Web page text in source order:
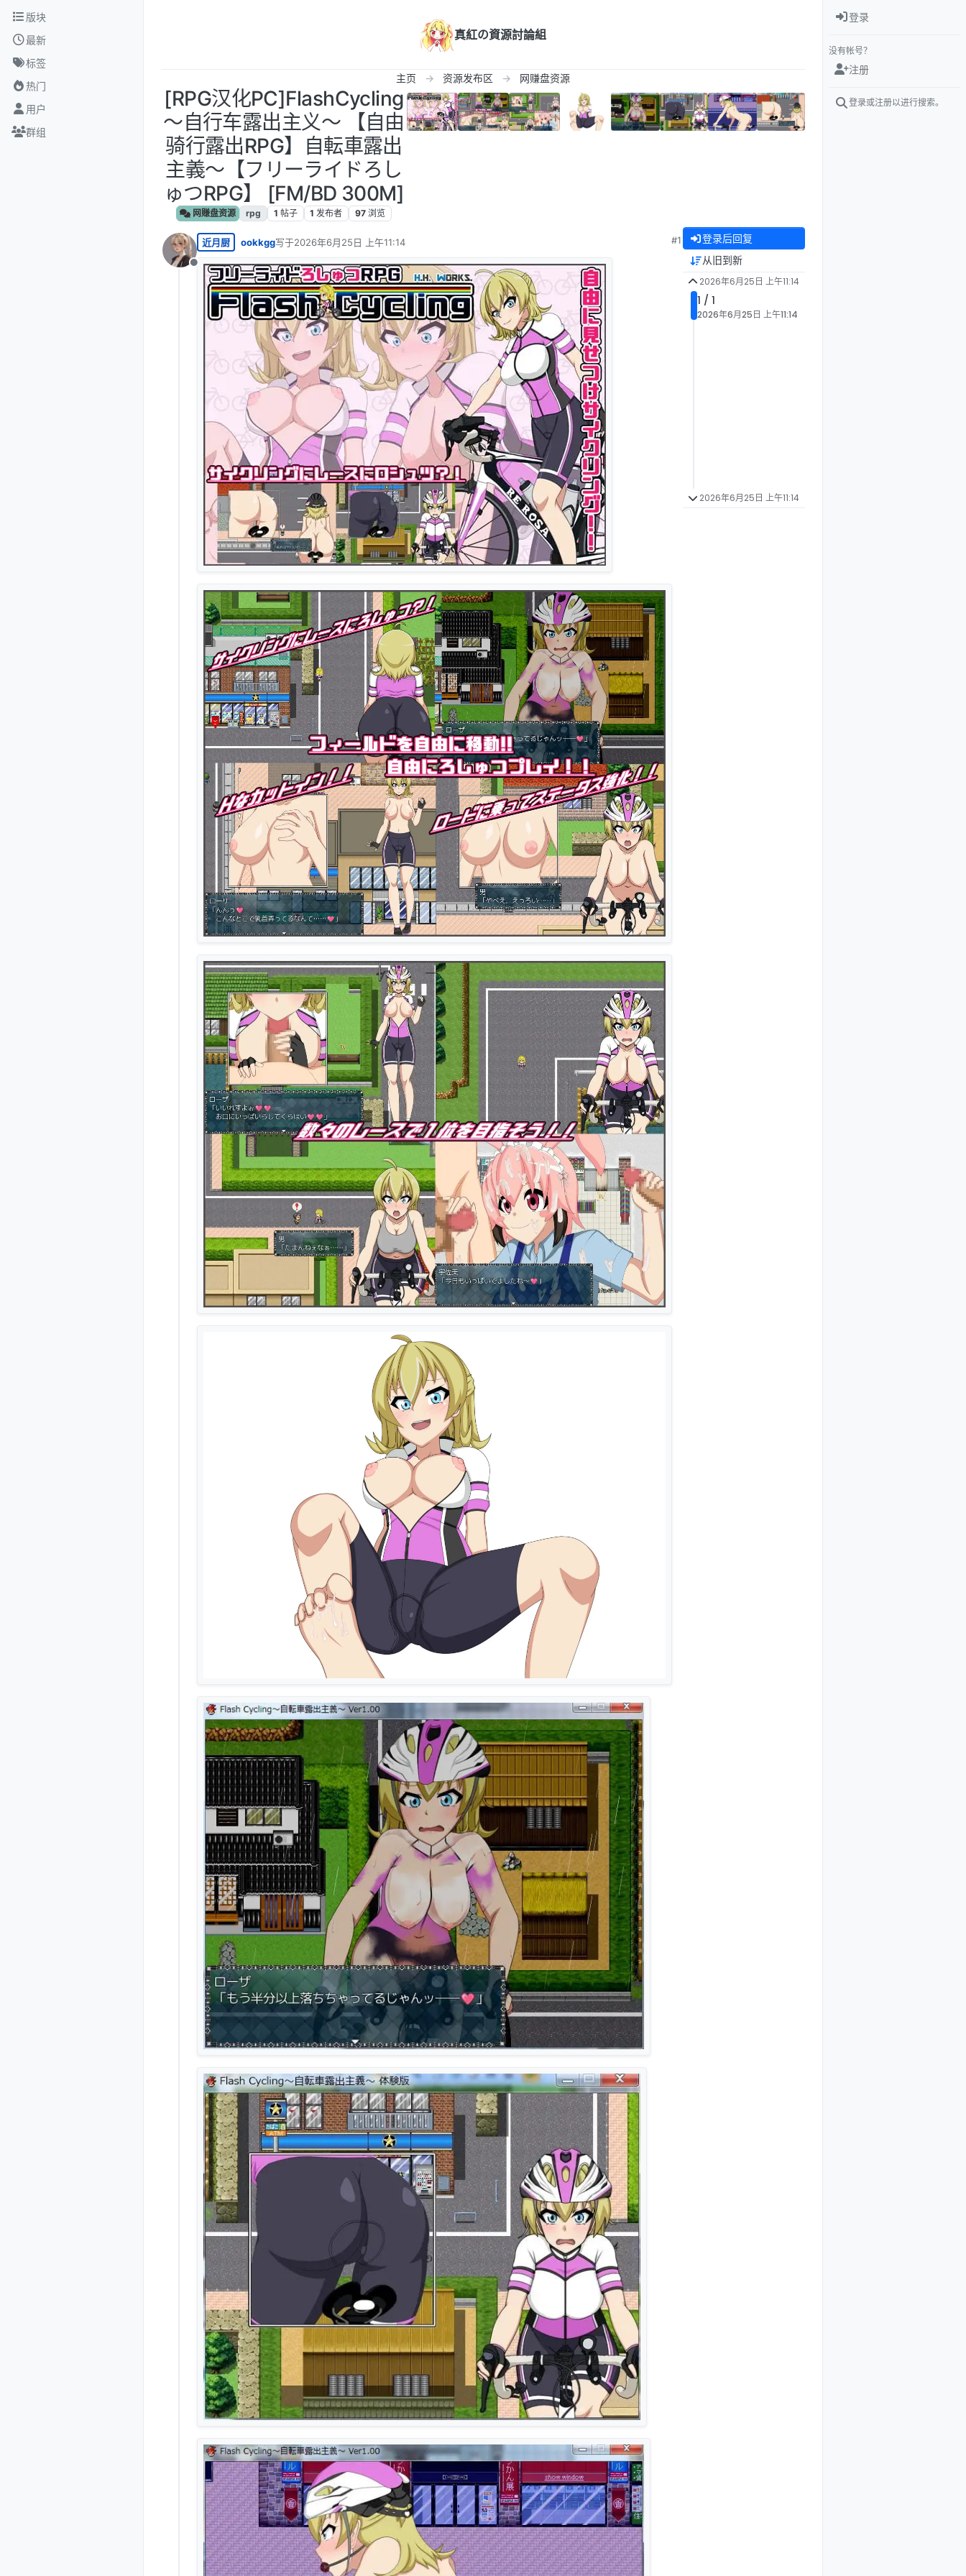
跳转至内容
版块
最新
标签
热门
用户
群组
真紅の資源討論組
主页 资源发布区 网赚盘资源
[RPG汉化PC]FlashCycling
～自行车露出主义～ 【自由
骑行露出RPG】自転車露出
主義～【フリーライドろし
ゅつRPG】 [FM/BD 300M]
网赚盘资源 rpg 1 帖子 1 发布者 97 浏览
离线
近月厨 ookkgg写于2026年6月25日 上午11:14
最后由 编辑
#1 登录后回复
从旧到新
2026年6月25日 上午11:14
1 / 1
2026年6月25日 上午11:14
2026年6月25日 上午11:14
登录
没有帐号？
注册
登录或注册以进行搜索。